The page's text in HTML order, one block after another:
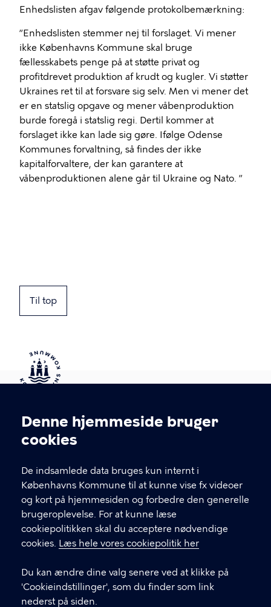
Cookieindstillinger
Denne hjemmeside bruger
cookies
De indsamlede data bruges kun internt i
Københavns Kommune til at kunne vise fx videoer
og kort på hjemmesiden og forbedre den generelle
brugeroplevelse. For at kunne læse
cookiepolitikken skal du acceptere nødvendige
cookies. Læs hele vores cookiepolitik her
Du kan ændre dine valg senere ved at klikke på
'Cookieindstillinger', som du finder som link
nederst på siden.
Enhedslisten afgav følgende protokolbemærkning:
”Enhedslisten stemmer nej til forslaget. Vi mener
ikke Københavns Kommune skal bruge
fællesskabets penge på at støtte privat og
profitdrevet produktion af krudt og kugler. Vi støtter
Ukraines ret til at forsvare sig selv. Men vi mener det
er en statslig opgave og mener våbenproduktion
burde foregå i statslig regi. Dertil kommer at
forslaget ikke kan lade sig gøre. Ifølge Odense
Kommunes forvaltning, så findes der ikke
kapitalforvaltere, der kan garantere at
våbenproduktionen alene går til Ukraine og Nato. ”
Til top
Kontakt Københavns Kommune
T
fFind andre kontakter her
CVR-nummer64942212
GENVEJE
Digital Post
Databeskyttelse